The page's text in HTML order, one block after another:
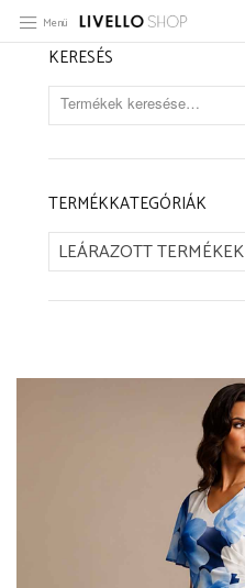
Menü
Kezdőlap / LEÁRAZOTT TERMÉKEK
KERESÉS
TERMÉKKATEGÓRIÁK
LEÁRAZOTT TERMÉKEK